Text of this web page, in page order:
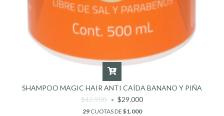
SHAMPOO MAGIC HAIR ANTI CAÍDA BANANO Y PIÑA
$42.900
$29.000
29CUOTAS DE $1.000